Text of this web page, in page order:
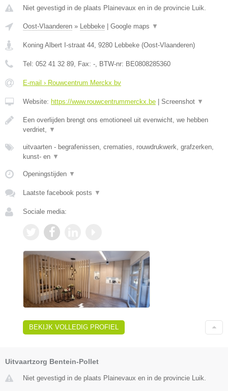
Niet gevestigd in de plaats Plainevaux en in de provincie Luik.
Oost-Vlaanderen » Lebbeke | Google maps ▼
Koning Albert I-straat 44 9280 Lebbeke (Oost-Vlaanderen)
Tel: 052 41 32 89 , Fax: - , BTW-nr: BE0808285360
E-mail › Rouwcentrum Merckx bv
Website: https://www.rouwcentrummerckx.be | Screenshot ▼
Een overlijden brengt ons emotioneel uit evenwicht, we hebben
verdriet,
▼
uitvaarten - begrafenissen, crematies, rouwdrukwerk, grafzerken,
kunst- en ▼
Openingstijden ▼
Laatste facebook posts ▼
Sociale media:
BEKIJK VOLLEDIG PROFIEL
Uitvaartzorg Bentein-Pollet
Niet gevestigd in de plaats Plainevaux en in de provincie Luik.